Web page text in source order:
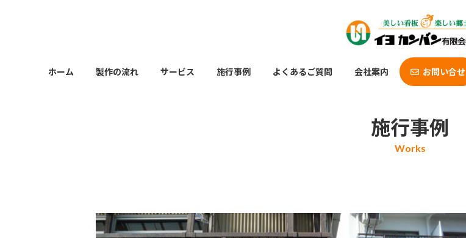
ホーム 製作の流れ サービス 施行事例 よくあるご質問 会社案内 お問い合せ
施行事例